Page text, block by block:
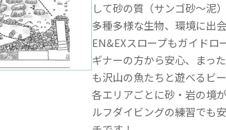
して砂の質（サンゴ砂～泥
多種多様な生物、環境に出
EN&EXスロープもガイドロ
ギナーの方から安心、まっ
も沢山の魚たちと遊べるビ
各エリアごとに砂・岩の境
ルフダイビングの練習でも